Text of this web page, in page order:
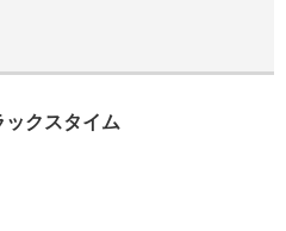
ックスタイム